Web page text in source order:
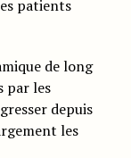
patients
de long
par les
depuis
les